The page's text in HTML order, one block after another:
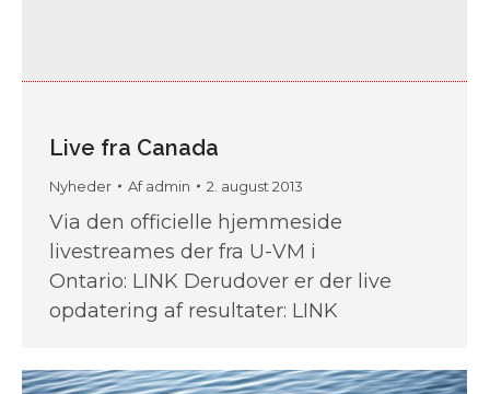
Live fra Canada
Nyheder Afadmin 2. august 2013
Via den officielle hjemmeside
livestreames der fra U-VM i
Ontario: LINK Derudover er der live
opdatering af resultater: LINK